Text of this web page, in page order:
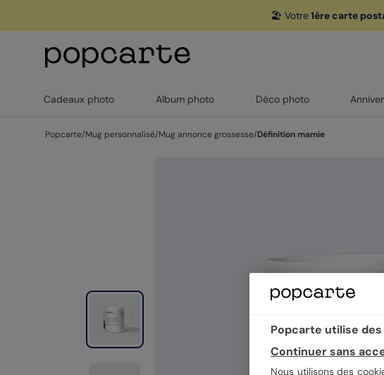
🏖️ Votre1ère carte
Cadeaux photo Album photo Déco photo
Popcarte/Mug personnalisé/Mug annonce grossesse/Définition mamie
Popcarte utilise des
Continuer sans
Nous utilisons des